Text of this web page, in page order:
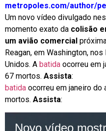
metropoles.com/author/
Um novo vídeo divulgado
momento exato da colisão
um avião comercial
Reagan, em Washington, nos
Unidos. A batida ocorreu em
67 mortos. Assista:
batida ocorreu em janeiro do
mortos. Assista: